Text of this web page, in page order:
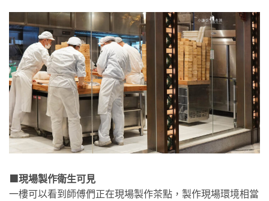
🟧現場製作衛生可見
一樓可以看到師傅們正在現場製作茶點，製作現場環境相當